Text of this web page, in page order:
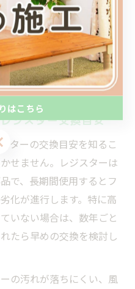
目安を知って健
ジスター交換目安
ターの交換目安を知るこ
せません。レジスターは
で、長期間使用するとフ
化が進行します。特に高
いない場合は、数年ごと
たら早めの交換を検討し
の汚れが落ちにくい、風
はこちら
はこちら